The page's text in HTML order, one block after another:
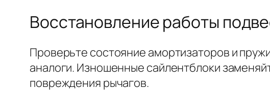
Восстановление работы
Проверьте состояние амортизаторов и
аналоги. Изношенные сайлентблоки
повреждения рычагов.